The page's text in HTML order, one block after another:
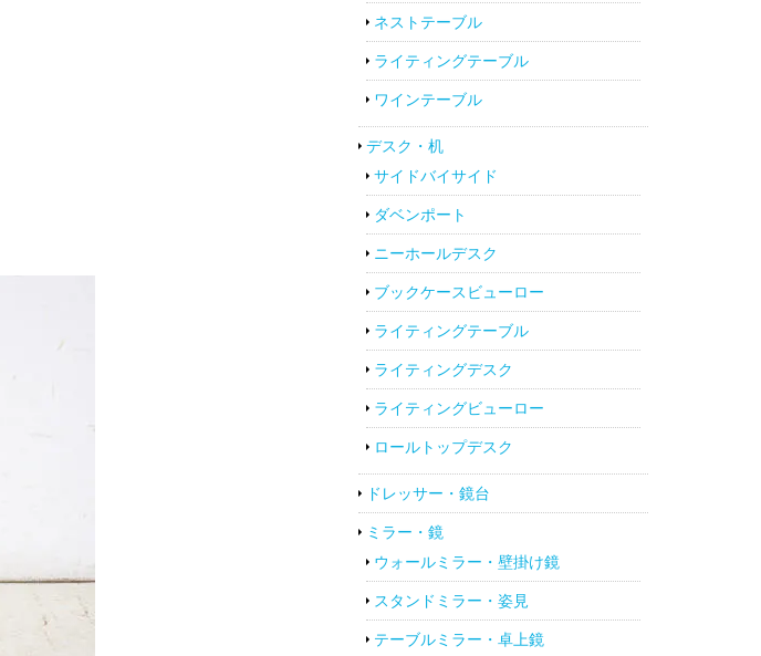
ネストテーブル
ライティングテーブル
ワインテーブル
デスク・机
サイドバイサイド
ダベンポート
ニーホールデスク
ブックケースビューロー
ライティングテーブル
ライティングデスク
ライティングビューロー
ロールトップデスク
ドレッサー・鏡台
ミラー・鏡
ウォールミラー・壁掛け鏡
スタンドミラー・姿見
テーブルミラー・卓上鏡